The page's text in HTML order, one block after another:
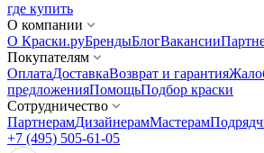
где купить
О компании
О Краски.руБрендыБлогВакансии
Покупателям
ОплатаДоставкаВозврат и гарантия
предложенияПомощьПодбор краски
Сотрудничество
ПартнерамДизайнерамМастерам
+7 (495) 505-61-05